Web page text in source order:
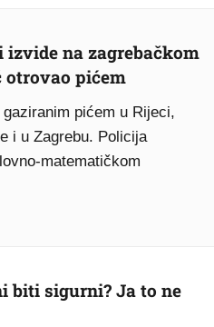
izvide na zagrebačkom
otrovao pićem
pićem u Rijeci,
i u Zagrebu. Policija
matematičkom
biti sigurni? Ja to ne